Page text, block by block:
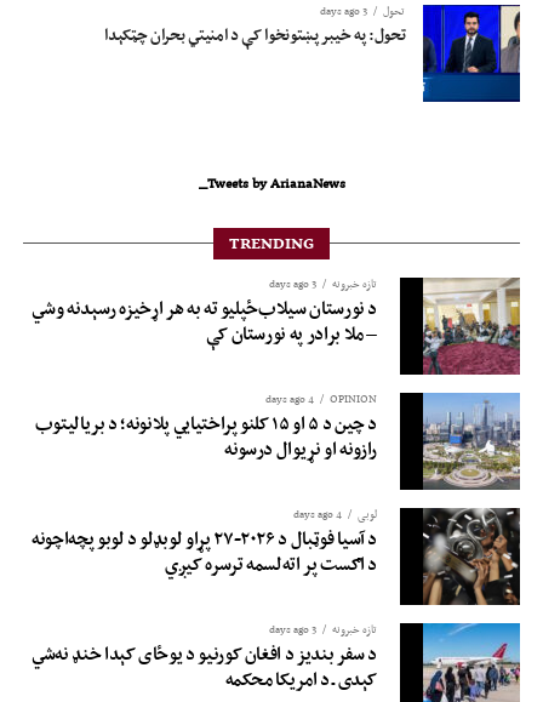
تحول 3 days ago
تحول: په خیبر پښتونخوا کې د امنیتي بحران چټکېدا
Tweets by ArianaNews_
TRENDING
تازه خبرونه 3 days ago
د نورستان سیلاب‌ځپلیو ته به هر اړخیزه رسېدنه وشي
– ملا برادر په نورستان کې
OPINION
4 days ago
د چین د ۵ او ۱۵ کلنو پراختیايي پلانونه؛ د بريالیتوب
رازونه او نړيوال درسونه
لوبی 4 days ago
د آسیا فوټبال د ۲۰۲۶-۲۷ پړاو لوبډلو د لوبو پچه‌اچونه
د اګست پر اته‌لسمه ترسره کیږي
تازه خبرونه 3 days ago
د سفر بندیز د افغان کورنیو د یوځای کېدا خنډ نه‌شي
کېدی ـ د امریکا محکمه